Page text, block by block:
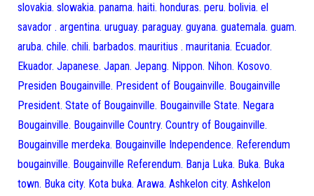
slovakia. slowakia. panama. haiti. honduras. peru. bolivia. el
savador . argentina. uruguay. paraguay. guyana. guatemala. guam.
aruba. chile. chili. barbados. mauritius . mauritania. Ecuador.
Ekuador. Japanese. Japan. Jepang. Nippon. Nihon. Kosovo.
Presiden Bougainville. President of Bougainville. Bougainville
President. State of Bougainville. Bougainville State. Negara
Bougainville. Bougainville Country. Country of Bougainville.
Bougainville merdeka. Bougainville Independence. Referendum
bougainville. Bougainville Referendum. Banja Luka. Buka. Buka
town. Buka city. Kota buka. Arawa. Ashkelon city. Ashkelon